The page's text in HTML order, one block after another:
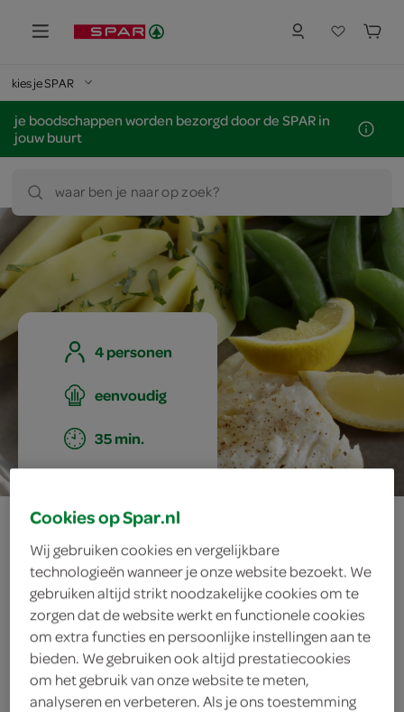
kies je SPAR
je boodschappen worden bezorgd door de SPAR in
jouw buurt
waar ben je naar op zoek?
4 personen
eenvoudig
35 min.
kabeljauw met
kappertjes-
botersaus
ingrediënten
Cookies op Spar.nl
Wij gebruiken cookies en vergelijkbare
technologieën wanneer je onze website bezoekt. We
gebruiken altijd strikt noodzakelijke cookies om te
zorgen dat de website werkt en functionele cookies
om extra functies en persoonlijke instellingen aan te
bieden. We gebruiken ook altijd prestatiecookies
om het gebruik van onze website te meten,
analyseren en verbeteren. Als je ons toestemming